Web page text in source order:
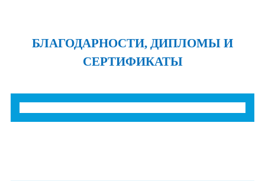
БЛАГОДАРНОСТИ, ДИПЛОМЫ И
СЕРТИФИКАТЫ